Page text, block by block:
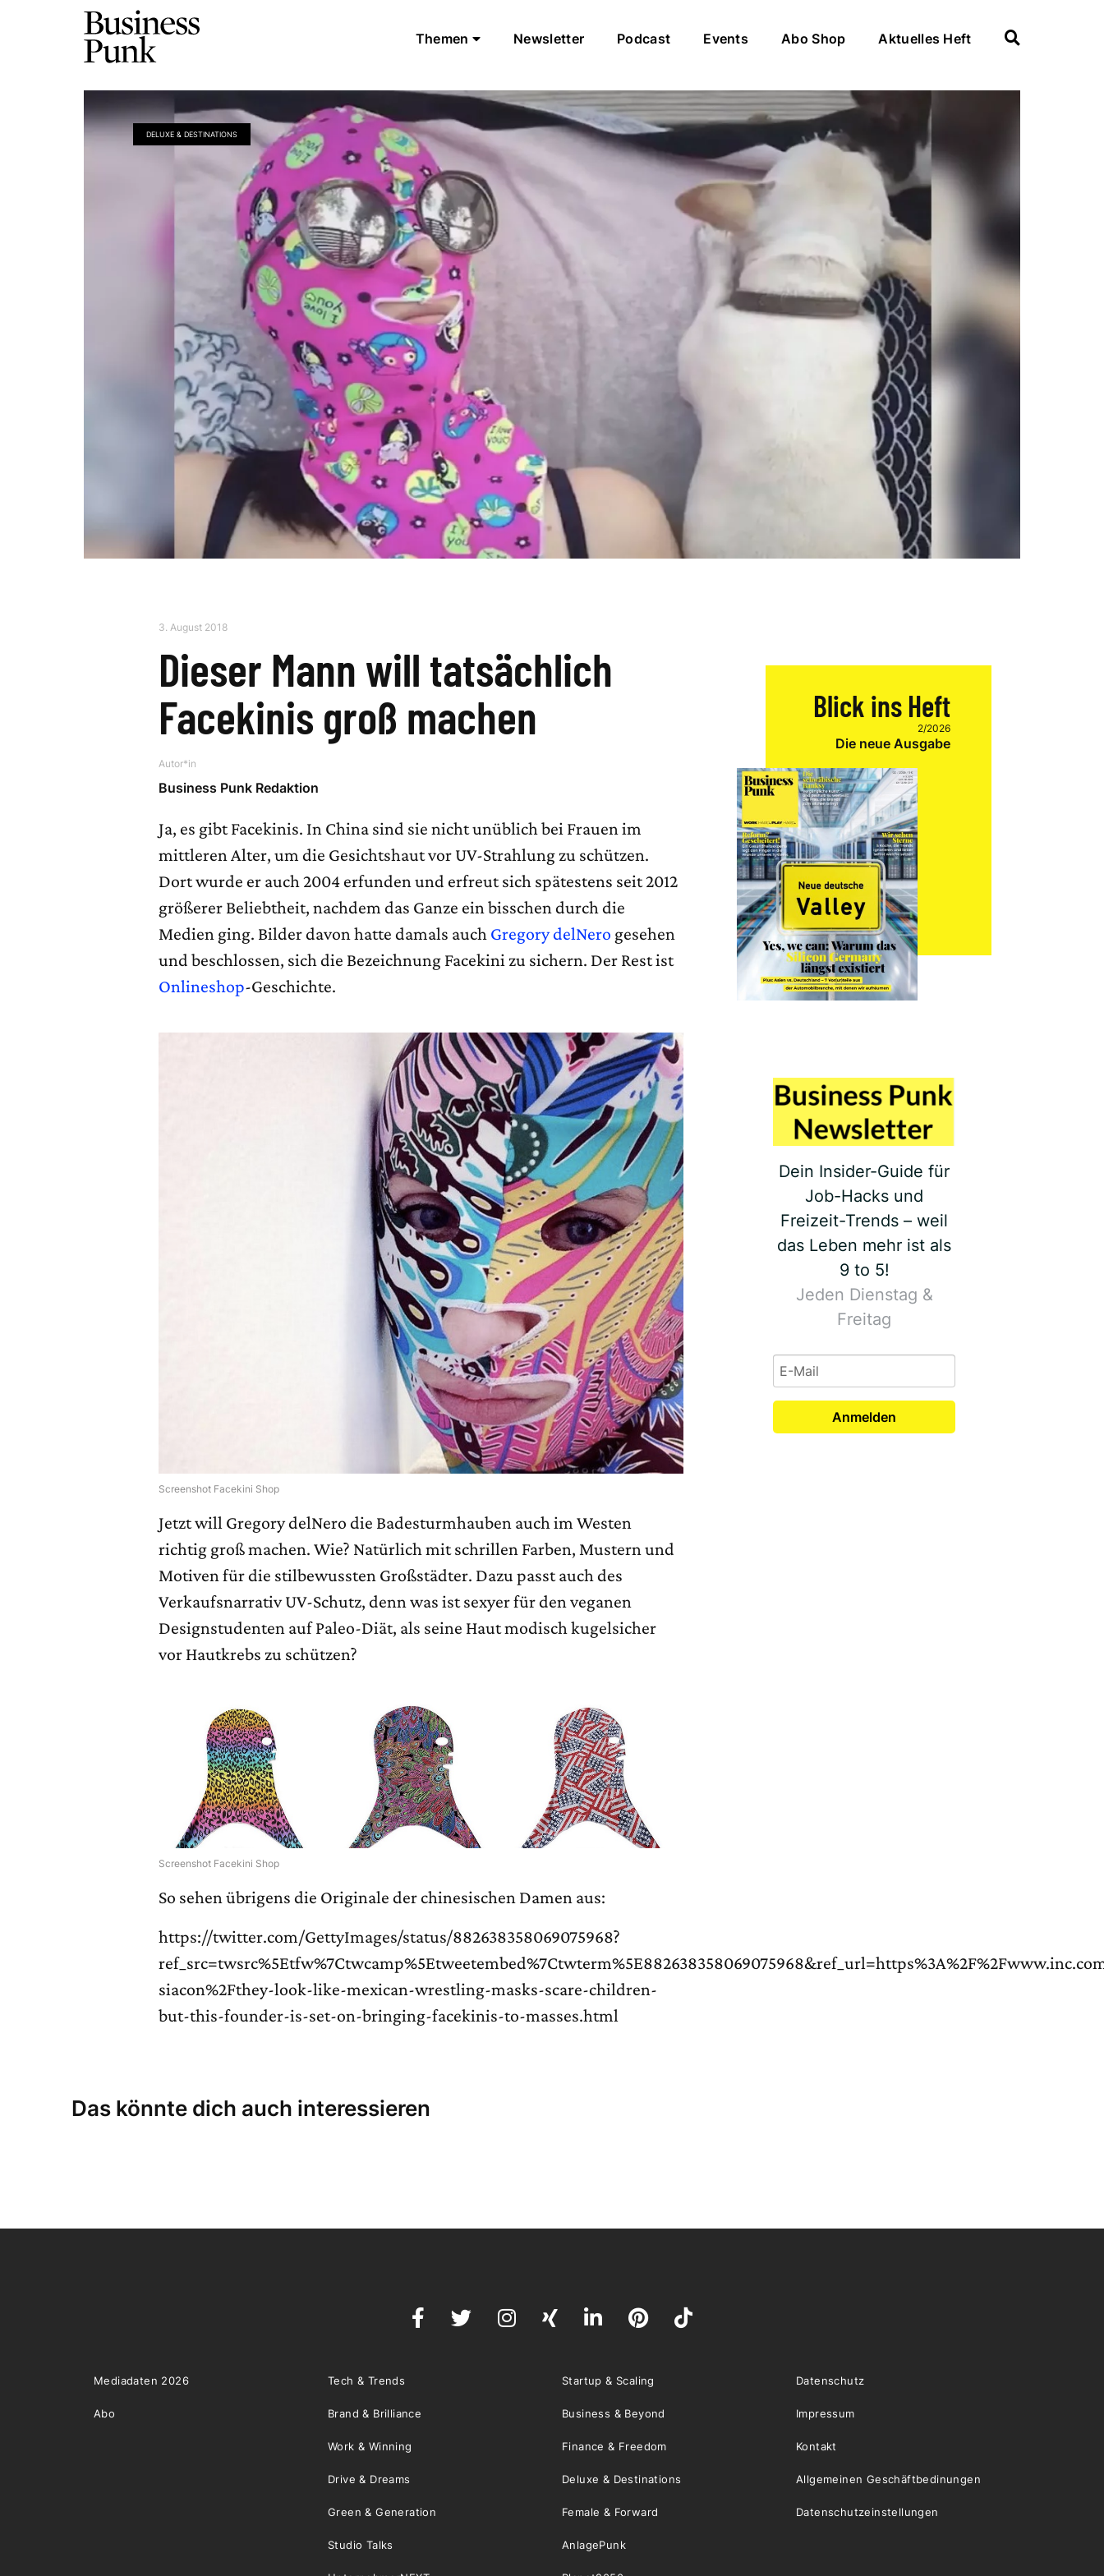
Themen Newsletter Podcast Events Abo Shop Aktuelles Heft
DELUXE & DESTINATIONS
3. August 2018
Dieser Mann will tatsächlich
Facekinis groß machen
Autor*in
Business Punk Redaktion
Ja, es gibt Facekinis. In China sind sie nicht unüblich bei Frauen im
mittleren Alter, um die Gesichtshaut vor UV-Strahlung zu schützen.
Dort wurde er auch 2004 erfunden und erfreut sich spätestens seit 2012
größerer Beliebtheit, nachdem das Ganze ein bisschen durch die
Medien ging. Bilder davon hatte damals auch Gregory delNero gesehen
und beschlossen, sich die Bezeichnung Facekini zu sichern. Der Rest ist
Onlineshop-Geschichte.
Screenshot Facekini Shop
Jetzt will Gregory delNero die Badesturmhauben auch im Westen
richtig groß machen. Wie? Natürlich mit schrillen Farben, Mustern und
Motiven für die stilbewussten Großstädter. Dazu passt auch des
Verkaufsnarrativ UV-Schutz, denn was ist sexyer für den veganen
Designstudenten auf Paleo-Diät, als seine Haut modisch kugelsicher
vor Hautkrebs zu schützen?
Screenshot Facekini Shop
So sehen übrigens die Originale der chinesischen Damen aus:
https://twitter.com/GettyImages/status/882638358069075968?
siacon%2Fthey-look-like-mexican-wrestling-masks-scare-children-
but-this-founder-is-set-on-bringing-facekinis-to-masses.html
Das könnte dich auch interessieren
Blick ins Heft
2/2026
Die neue Ausgabe
Dein Insider-Guide für
Job-Hacks und
Freizeit-Trends – weil
das Leben mehr ist als
9 to 5!
Jeden Dienstag &
Freitag
Anmelden
Mediadaten 2026
Abo
Tech & Trends Startup & Scaling
Brand & Brilliance Business & Beyond
Work & Winning Finance & Freedom
Drive & Dreams Deluxe & Destinations
Green & Generation Female & Forward
Studio Talks AnlagePunk
Datenschutz
Impressum
Kontakt
Allgemeinen Geschäftbedinungen
Datenschutzeinstellungen